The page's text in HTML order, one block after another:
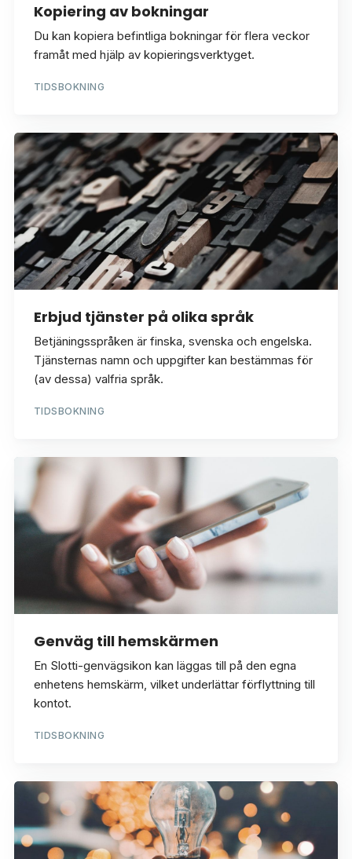
Kopiering av bokningar
Du kan kopiera befintliga bokningar för flera veckor
framåt med hjälp av kopieringsverktyget.
TIDSBOKNING
Erbjud tjänster på olika språk
Betjäningsspråken är finska, svenska och engelska.
Tjänsternas namn och uppgifter kan bestämmas för
(av dessa) valfria språk.
TIDSBOKNING
Genväg till hemskärmen
En Slotti-genvägsikon kan läggas till på den egna
enhetens hemskärm, vilket underlättar förflyttning till
kontot.
TIDSBOKNING